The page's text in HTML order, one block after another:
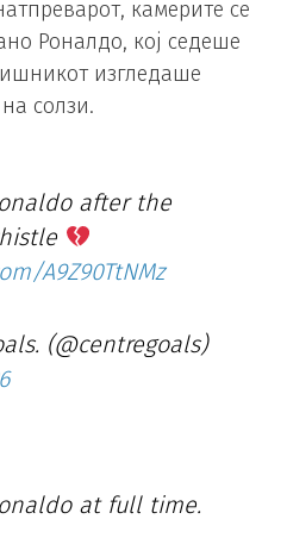
камерите се
Роналдо, кој седеше
изгледаше
солзи.
after the
A9Z90TtNMz
(@centregoals)
at full time.